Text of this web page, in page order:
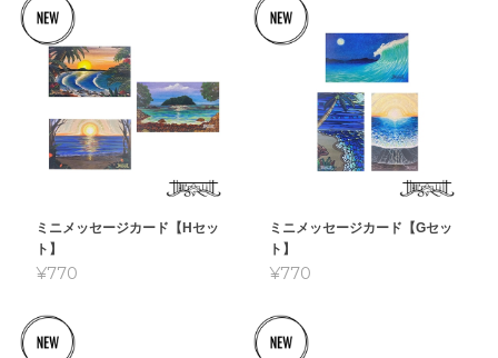
ミニメッセージカード【Hセッ
ト】
¥770
ミニメッセージカード【Gセッ
ト】
¥770